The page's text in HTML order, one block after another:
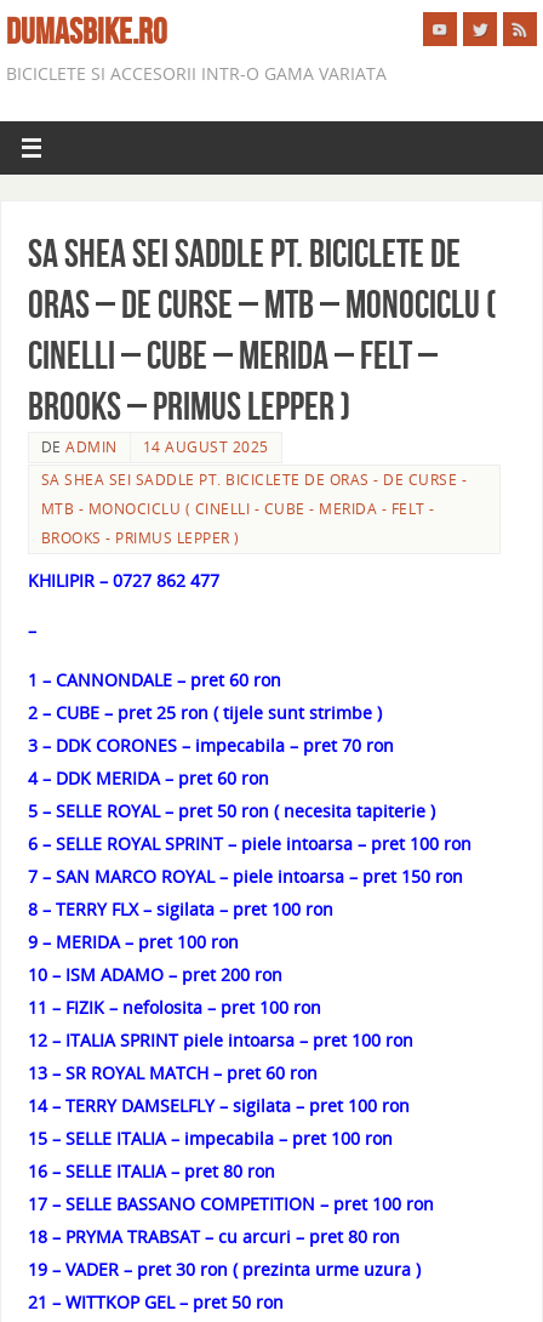
DUMASBIKE.RO
BICICLETE SI ACCESORII INTR-O GAMA VARIATA
SA SHEA SEI SADDLE PT. BICICLETE DE
ORAS – DE CURSE – MTB – MONOCICLU (
CINELLI – CUBE – MERIDA – FELT –
BROOKS – PRIMUS LEPPER )
DEADMIN
14 AUGUST 2025
SA SHEA SEI SADDLE PT. BICICLETE DE ORAS - DE CURSE -
MTB - MONOCICLU ( CINELLI - CUBE - MERIDA - FELT -
BROOKS - PRIMUS LEPPER )
KHILIPIR – 0727 862 477
–
1 – CANNONDALE – pret 60 ron
2 – CUBE – pret 25 ron ( tijele sunt strimbe )
3 – DDK CORONES – impecabila – pret 70 ron
4 – DDK MERIDA – pret 60 ron
5 – SELLE ROYAL – pret 50 ron ( necesita tapiterie )
6 – SELLE ROYAL SPRINT – piele intoarsa – pret 100 ron
7 – SAN MARCO ROYAL – piele intoarsa – pret 150 ron
8 – TERRY FLX – sigilata – pret 100 ron
9 – MERIDA – pret 100 ron
10 – ISM ADAMO – pret 200 ron
11 – FIZIK – nefolosita – pret 100 ron
12 – ITALIA SPRINT piele intoarsa – pret 100 ron
13 – SR ROYAL MATCH – pret 60 ron
14 – TERRY DAMSELFLY – sigilata – pret 100 ron
15 – SELLE ITALIA – impecabila – pret 100 ron
16 – SELLE ITALIA – pret 80 ron
17 – SELLE BASSANO COMPETITION – pret 100 ron
18 – PRYMA TRABSAT – cu arcuri – pret 80 ron
19 – VADER – pret 30 ron ( prezinta urme uzura )
21 – WITTKOP GEL – pret 50 ron